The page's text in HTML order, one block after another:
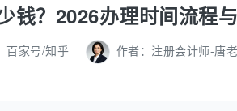
钱？2026办理时间流程
百家号/知乎 作者： 注册会计师-唐